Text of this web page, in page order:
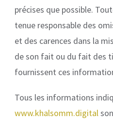
précises que possible.
tenue responsable des
et des carences dans la
de son fait ou du fait des
fournissent ces
Tous les informations
www.khalsomm.digital